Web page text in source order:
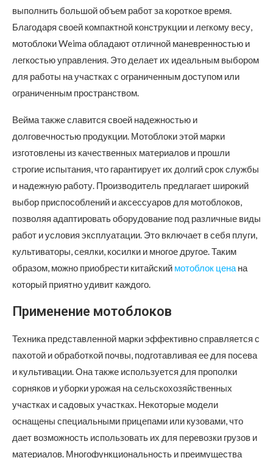
выполнить большой объем работ за короткое время.
Благодаря своей компактной конструкции и легкому весу,
мотоблоки Weima обладают отличной маневренностью и
легкостью управления. Это делает их идеальным выбором
для работы на участках с ограниченным доступом или
ограниченным пространством.
Вейма также славится своей надежностью и
долговечностью продукции. Мотоблоки этой марки
изготовлены из качественных материалов и прошли
строгие испытания, что гарантирует их долгий срок службы
и надежную работу. Производитель предлагает широкий
выбор приспособлений и аксессуаров для мотоблоков,
позволяя адаптировать оборудование под различные виды
работ и условия эксплуатации. Это включает в себя плуги,
культиваторы, сеялки, косилки и многое другое. Таким
образом, можно приобрести китайский мотоблок цена на
который приятно удивит каждого.
Применение мотоблоков
Техника представленной марки эффективно справляется с
пахотой и обработкой почвы, подготавливая ее для посева
и культивации. Она также используется для прополки
сорняков и уборки урожая на сельскохозяйственных
участках и садовых участках. Некоторые модели
оснащены специальными прицепами или кузовами, что
дает возможность использовать их для перевозки грузов и
материалов. Многофункциональность и преимущества